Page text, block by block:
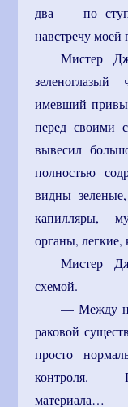
два — по
навстречу
Мистер
имевший
перед своими
вывесил
полностью
видны
капилляры,
органы,
Мистер
схемой.
— Между
раковой
просто
контроля.
материала…